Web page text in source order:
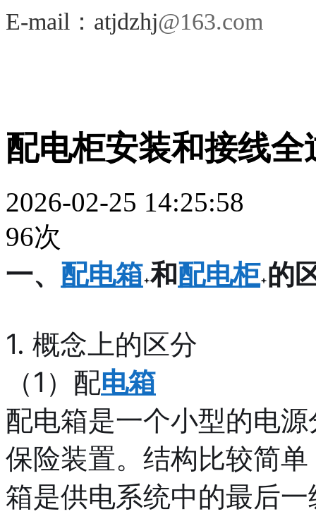
E-mail：atjdzhj@163.com
配电柜安装和接线全
2026-02-25 14:25:58
96次
一、 配电箱 和配电柜 的
1. 概念上的区分
（1）配电箱
配电箱是一个小型的电
保险装置。结构比较简
箱是供电系统中的最后